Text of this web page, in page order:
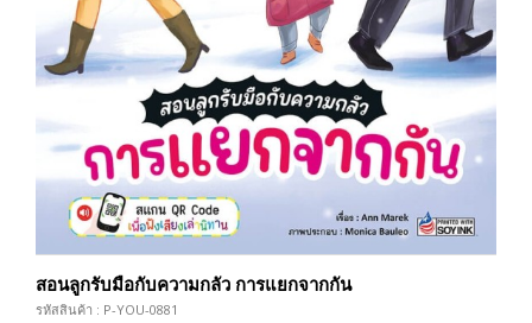
สอนลูกรับมือกับความกลัว การแยกจากกัน
รหัสสินค้า : P-YOU-0881